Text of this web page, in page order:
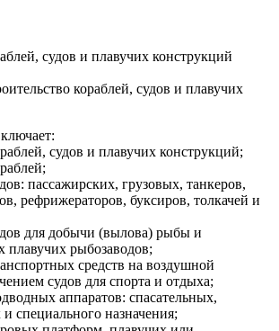
судов и плавучих конструкций
кораблей, судов и плавучих
судов и плавучих конструкций;
пассажирских, грузовых, танкеров,
рефрижераторов, буксиров, толкачей и
для добычи (вылова) рыбы и
рыбозаводов;
средств на воздушной
судов для спорта и отдыха;
аппаратов: спасательных,
и специального назначения;